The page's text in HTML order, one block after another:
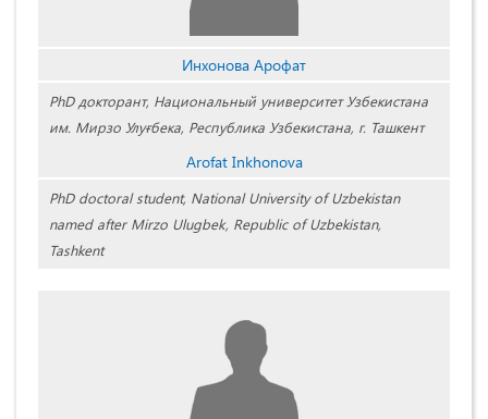
Инхонова Арофат
PhD докторант, Национальный университет Узбекистана
им. Мирзо Улуғбека, Республика Узбекистана, г. Ташкент
Arofat Inkhonova
PhD doctoral student, National University of Uzbekistan
named after Mirzo Ulugbek, Republic of Uzbekistan,
Tashkent